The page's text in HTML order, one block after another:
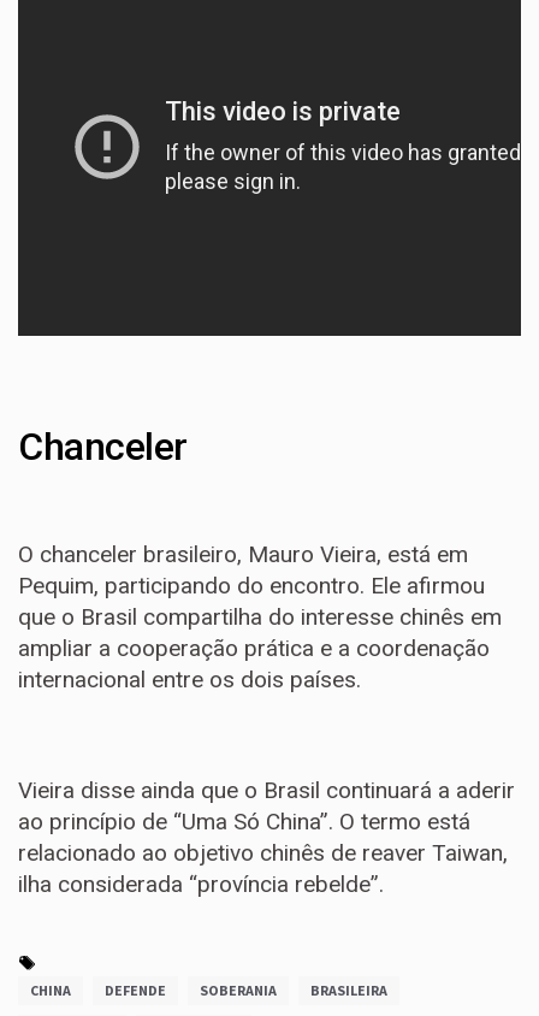
Chanceler
O chanceler brasileiro, Mauro Vieira, está em
Pequim, participando do encontro. Ele afirmou
que o Brasil compartilha do interesse chinês em
ampliar a cooperação prática e a coordenação
internacional entre os dois países.
Vieira disse ainda que o Brasil continuará a aderir
ao princípio de “Uma Só China”. O termo está
relacionado ao objetivo chinês de reaver Taiwan,
ilha considerada “província rebelde”.
CHINA DEFENDE SOBERANIA BRASILEIRA